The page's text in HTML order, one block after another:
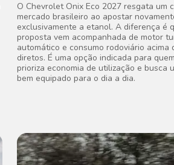
O Chevrolet Onix Eco 2027 resgata um
mercado brasileiro ao apostar
exclusivamente a etanol. A diferença é
proposta vem acompanhada de motor
automático e consumo rodoviário acima
diretos. É uma opção indicada para
prioriza economia de utilização e busca
bem equipado para o dia a dia.